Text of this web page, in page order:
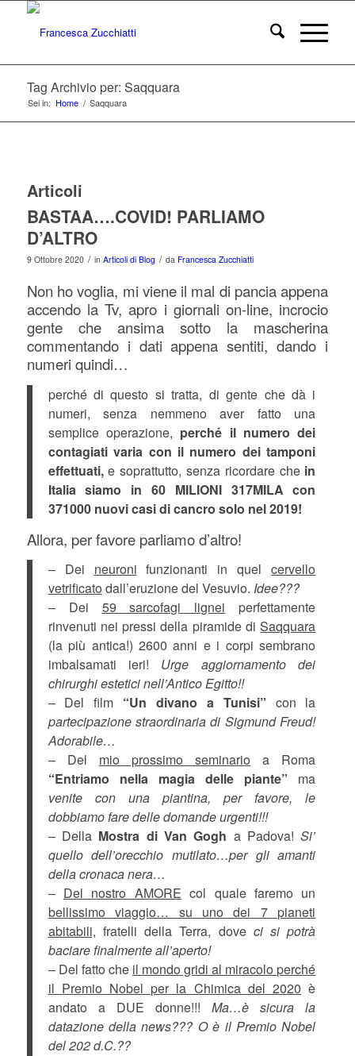
Tag Archivio per: Saqquara
Sei in: Home / Saqquara
Articoli
BASTAA….COVID! PARLIAMO
D’ALTRO
9 Ottobre 2020 / in Articoli di Blog / da Francesca Zucchiatti
Non ho voglia, mi viene il mal di pancia appena
accendo la Tv, apro i giornali on-line, incrocio
gente che ansima sotto la mascherina
commentando i dati appena sentiti, dando i
numeri quindi…
perché di questo si tratta, di gente che dà i
numeri, senza nemmeno aver fatto una
semplice operazione, perché il numero dei
contagiati varia con il numero dei tamponi
effettuati,e soprattutto, senza ricordare che in
Italia siamo in 60 MILIONI 317MILA con
371000 nuovi casi di cancro solo nel 2019!
Allora, per favore parliamo d’altro!
– Dei neuroni funzionanti in quelcervello
vetrificatodall’eruzione del Vesuvio. Idee???
– Dei 59 sarcofagi lignei perfettamente
rinvenuti nei pressi della piramide diSaqquara
(la più antica!) 2600 anni e i corpi sembrano
imbalsamati ieri! Urge aggiornamento dei
chirurghi estetici nell’Antico Egitto!!
– Del film “Un divano a Tunisi” con la
partecipazione straordinaria di Sigmund Freud!
Adorabile…
– Del mio prossimo seminario a Roma
“Entriamo nella magia delle piante” ma
venite con una piantina, per favore, le
dobbiamo fare delle domande urgenti!!!
– Della Mostra di Van Gogh a Padova!Si’
quello dell’orecchio mutilato…per gli amanti
della cronaca nera…
– Del nostro AMORE col quale faremo un
bellissimo viaggio… su uno dei 7 pianeti
abitabili, fratelli della Terra, dove ci si potrà
baciare finalmente all’aperto!
– Del fatto che il mondo gridi al miracolo perché
il Premio Nobel per la Chimica del 2020 è
andato a DUE donne!!!Ma…è sicura la
datazione della news??? O è il Premio Nobel
del 202 d.C.??